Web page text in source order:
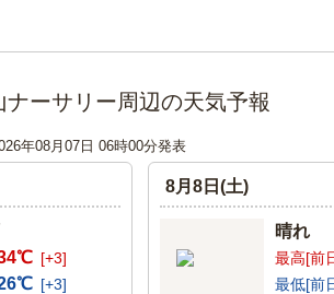
ーサリー周辺の天気予報
年08月07日 06時00分発表
[+3]
[+3]
8月8日(土)
晴れ
最高[前
最低[前